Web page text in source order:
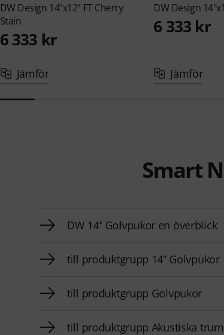
DWDesign 14"x12" FT Cherry
Stain
6 333 kr
Jämför
DWDesign
6 333 kr
Jämför
Smart
DW 14’’ Golvpukor en överblick
till produktgrupp 14’’ Golvpukor
till produktgrupp Golvpukor
till produktgrupp Akustiska